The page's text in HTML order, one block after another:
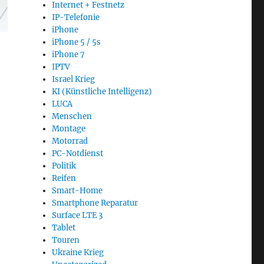
Internet + Festnetz
IP-Telefonie
iPhone
iPhone 5 / 5s
iPhone 7
IPTV
Israel Krieg
KI (Künstliche Intelligenz)
LUCA
Menschen
Montage
Motorrad
PC-Notdienst
Politik
Reifen
Smart-Home
Smartphone Reparatur
Surface LTE 3
Tablet
Touren
Ukraine Krieg